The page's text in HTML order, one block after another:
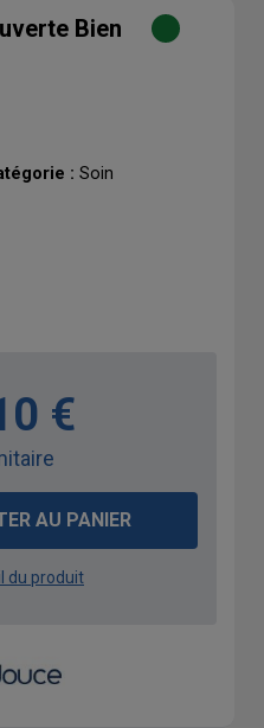
Bien
: Soin
€
AU PANIER
du produit